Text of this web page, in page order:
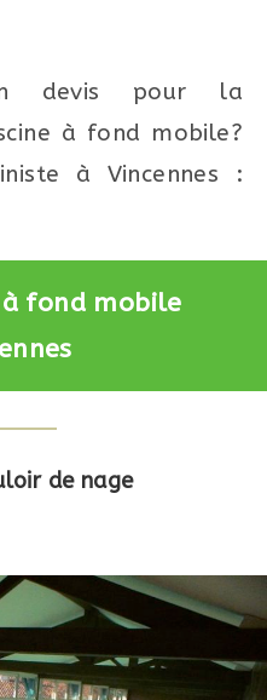
devis pour la
à fond mobile?
à Vincennes :
à fond mobile
de nage